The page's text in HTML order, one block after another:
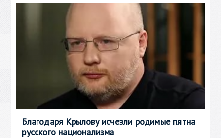
Благодаря Крылову исчезли родимые пятна
русского национализма